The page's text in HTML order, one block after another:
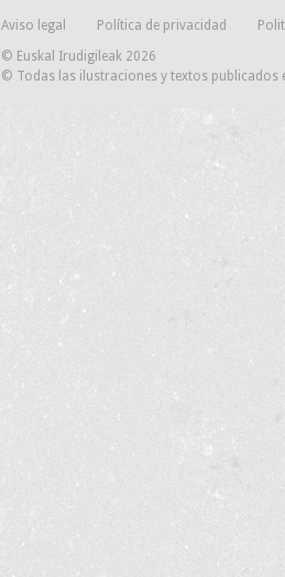
Aviso legal Política de privacidad
© Euskal Irudigileak 2026
© Todas las ilustraciones y textos publicados